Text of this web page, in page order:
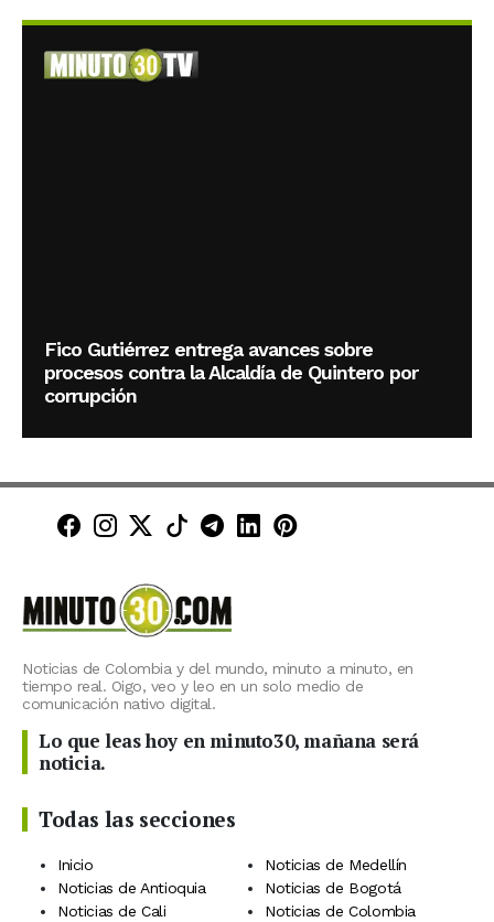
Fico Gutiérrez entrega avances sobre
procesos contra la Alcaldía de Quintero por
corrupción
Minuto30 en Facebook
Minuto30 en Instagram
Minuto30 en X (Twitter)
Minuto30 en TikTok
Canal de Minuto30 en
Minuto30 en LinkedIn
Minuto30 en
Noticias de Colombia y del mundo, minuto a minuto, en
tiempo real. Oigo, veo y leo en un solo medio de
comunicación nativo digital.
Lo que leas hoy en minuto30, mañana será
noticia.
Todas las secciones
Inicio
Noticias de Medellín
Noticias de Antioquia
Noticias de Bogotá
Noticias de Cali
Noticias de Colombia